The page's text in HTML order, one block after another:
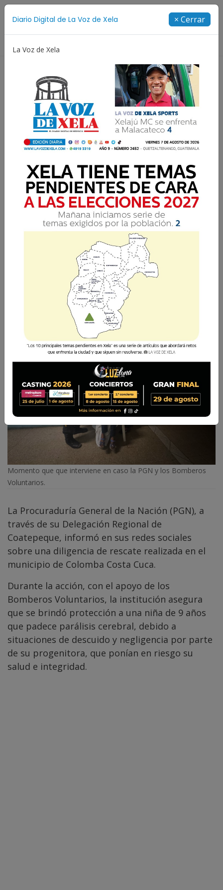
Diario Digital de La Voz de Xela × Cerrar
La Voz de Xela
PGN rescata a niña con
parálisis cerebral en
Colomba Costa Cuca
La información es publicada por la PGN este
jueves 2 de octubre de 2025.
2 Octubre 2025 11:01
Momento que que interviene en caso la PGN y los Bomberos
Voluntarios.
La Procuraduría General de la Nación (PGN), a
través de su Delegación Regional de
Coatepeque, informó en sus redes sociales
sobre una diligencia de rescate realizada en el
municipio de Colomba Costa Cuca.
Durante la acción, con el apoyo de los
Bomberos Voluntarios, la institución asegura
que se brindó protección a una niña de 9 años
que padece parálisis cerebral, debido a
situaciones de descuido y negligencia por parte
de su progenitora, que ponían en riesgo su
salud e integridad.